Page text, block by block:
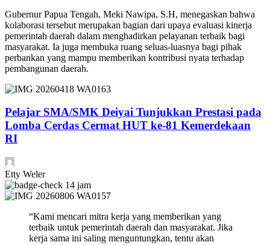
Gubernur Papua Tengah, Meki Nawipa, S.H, menegaskan bahwa
kolaborasi tersebut merupakan bagian dari upaya evaluasi kinerja
pemerintah daerah dalam menghadirkan pelayanan terbaik bagi
masyarakat. Ia juga membuka ruang seluas-luasnya bagi pihak
perbankan yang mampu memberikan kontribusi nyata terhadap
pembangunan daerah.
Pelajar SMA/SMK Deiyai Tunjukkan Prestasi pada
Lomba Cerdas Cermat HUT ke-81 Kemerdekaan
RI
Etty Weler
14 jam
“Kami mencari mitra kerja yang memberikan yang
terbaik untuk pemerintah daerah dan masyarakat. Jika
kerja sama ini saling menguntungkan, tentu akan